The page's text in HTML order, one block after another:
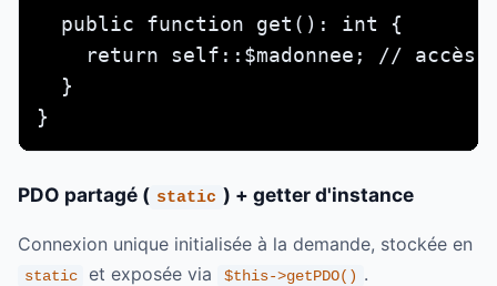
  public function get(): int {
return self::$madonnee; // accès
  }
}
PDO partagé ( static ) + getter d'instance
Connexion unique initialisée à la demande, stockée en
static et exposée via $this->getPDO() .